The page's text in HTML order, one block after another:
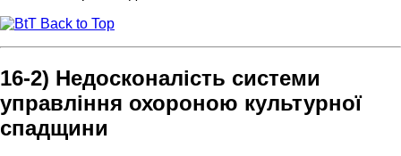
Back to Top
16-2) Недосконалість системи
управління охороною культурної
спадщини